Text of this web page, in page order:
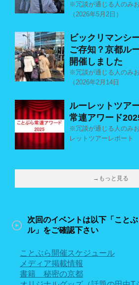
※冗談が通じる人のみ
（2026年5月2日）
ビックリマンシ
ご存知？京都ル
開催しました
※冗談が通じる人のみ
（2026年2月14日
ルーレットツア
常連アワード
※冗談が通じる人のみ
レットツアーレポート
→もっと見る
次回のイベントは以下「こと
ル」をご確認下さい
ことぶら開催スケジュール
メディア掲載情報
書籍 秘密の京都